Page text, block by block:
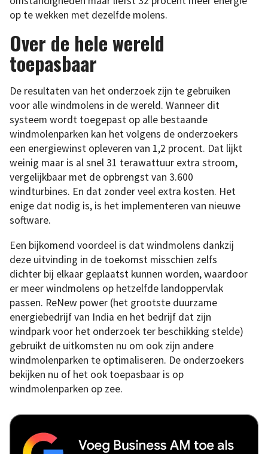
op te wekken met dezelfde molens.
Over de hele wereld
toepasbaar
De resultaten van het onderzoek zijn te gebruiken
voor alle windmolens in de wereld. Wanneer dit
systeem wordt toegepast op alle bestaande
windmolenparken kan het volgens de onderzoekers
een energiewinst opleveren van 1,2 procent. Dat lijkt
weinig maar is al snel 31 terawattuur extra stroom,
vergelijkbaar met de opbrengst van 3.600
windturbines. En dat zonder veel extra kosten. Het
enige dat nodig is, is het implementeren van nieuwe
software.
Een bijkomend voordeel is dat windmolens dankzij
deze uitvinding in de toekomst misschien zelfs
dichter bij elkaar geplaatst kunnen worden, waardoor
er meer windmolens op hetzelfde landoppervlak
passen. ReNew power (het grootste duurzame
energiebedrijf van India en het bedrijf dat zijn
windpark voor het onderzoek ter beschikking stelde)
gebruikt de uitkomsten nu om ook zijn andere
windmolenparken te optimaliseren. De onderzoekers
bekijken nu of het ook toepasbaar is op
windmolenparken op zee.